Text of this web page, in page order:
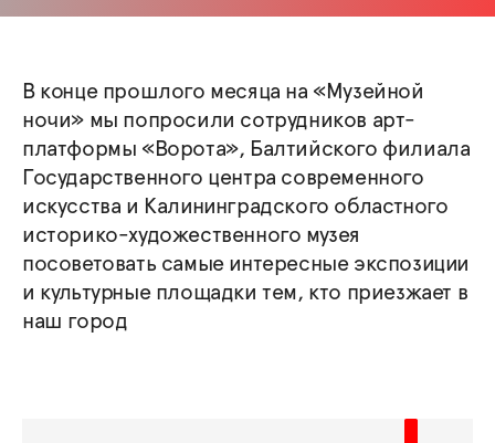
В конце прошлого месяца на «Музейной
ночи» мы попросили сотрудников арт­-
платформы «Ворота», Балтийского филиала
Государственного центра современного
искусства и Калининградского областного
историко­-художественного музея
посоветовать самые интересные экспозиции
и культурные площадки тем, кто приезжает в
наш город